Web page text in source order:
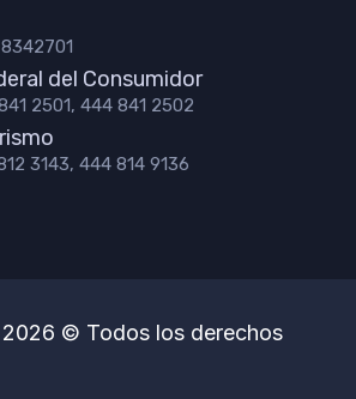
del Consumidor
2501, 444 841 2502
3143, 444 814 9136
2026 © Todos los derechos